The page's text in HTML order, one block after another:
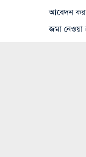
আবেদন
জমা নেওয়া